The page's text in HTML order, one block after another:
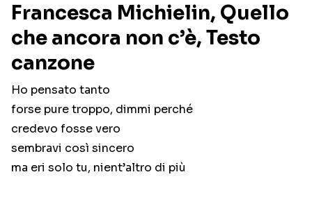
Francesca Michielin, Quello
che ancora non c’è, Testo
canzone
Ho pensato tanto
forse pure troppo, dimmi perché
credevo fosse vero
sembravi così sincero
ma eri solo tu, nient’altro di più